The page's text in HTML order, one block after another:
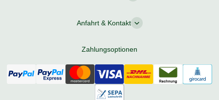
Anfahrt & Kontakt
Zahlungsoptionen